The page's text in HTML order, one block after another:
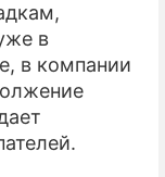
в
в компании